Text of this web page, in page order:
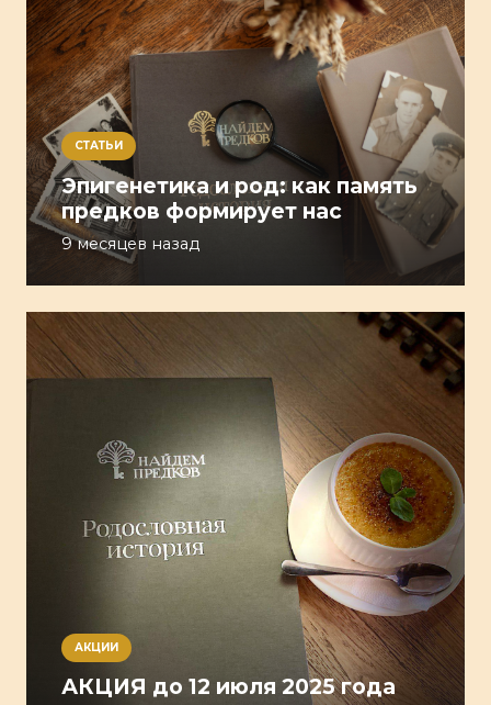
СТАТЬИ
Эпигенетика и род: как память
предков формирует нас
9 месяцев назад
АКЦИИ
АКЦИЯ до 12 июля 2025 года